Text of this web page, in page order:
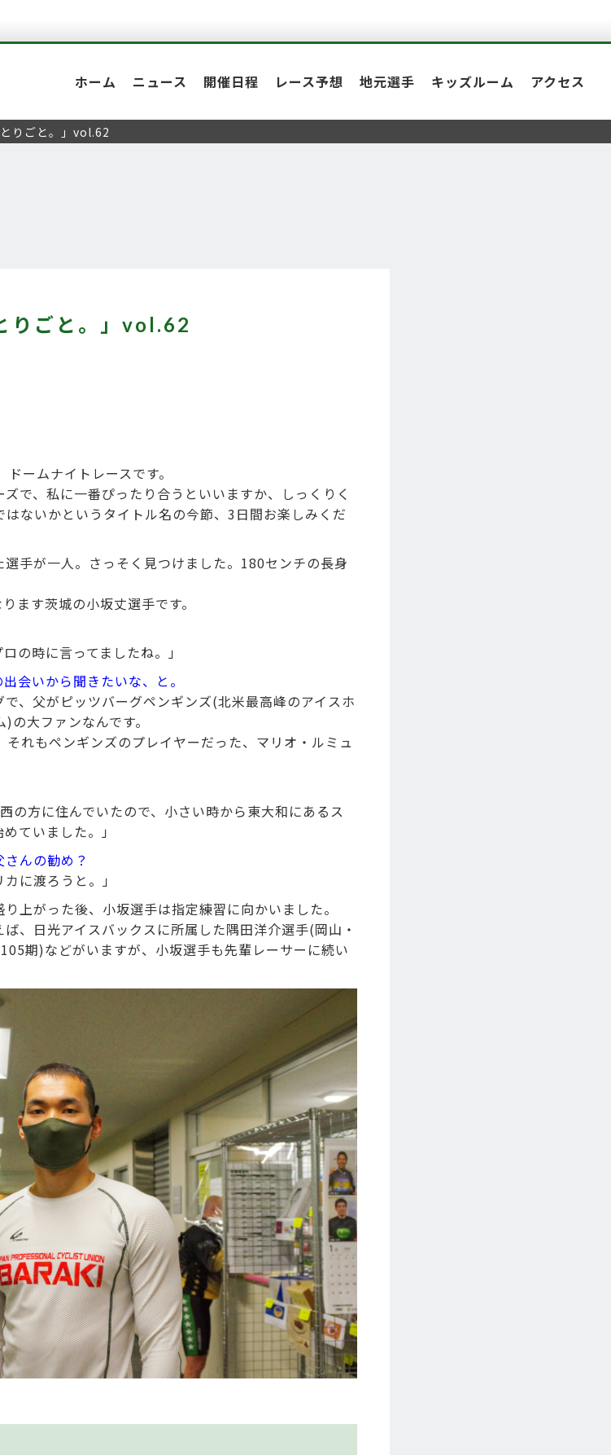
ホーム ニュース 開催日程 レース予想 地元選手 キッズルーム アクセス
りごと。」vol.62
りごと。」vol.62
ームナイトレースです。
で、私に一番ぴったり合うといいますか、しっくりく
ないかというタイトル名の今節、3日間お楽しみくだ
手が一人。さっそく見つけました。180センチの長身
ます茨城の小坂丈選手です。
の時に言ってましたね。」
会いから聞きたいな、と。
、父がピッツバーグペンギンズ(北米最高峰のアイスホ
大ファンなんです。
れもペンギンズのプレイヤーだった、マリオ・ルミュ
の方に住んでいたので、小さい時から東大和にあるス
ていました。」
んの勧め？
に渡ろうと。」
上がった後、小坂選手は指定練習に向かいました。
、日光アイスバックスに所属した隅田洋介選手(岡山・
期)などがいますが、小坂選手も先輩レーサーに続い